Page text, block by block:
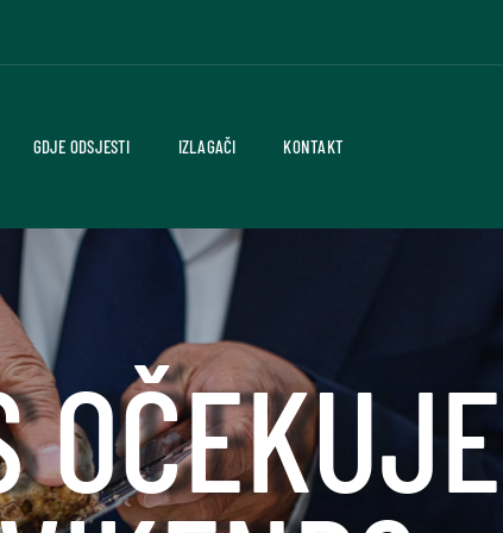
GDJE ODSJESTI IZLAGAČI KONTAKT
OČEKUJE